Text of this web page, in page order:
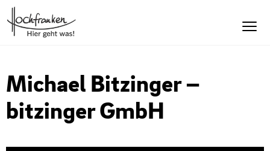
Michael Bitzinger –
bitzinger GmbH